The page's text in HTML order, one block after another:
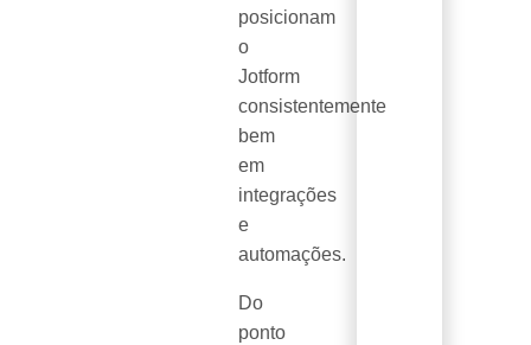
posicionam
o
Jotform
consistentemente
bem
em
integrações
e
automações.
Do
ponto